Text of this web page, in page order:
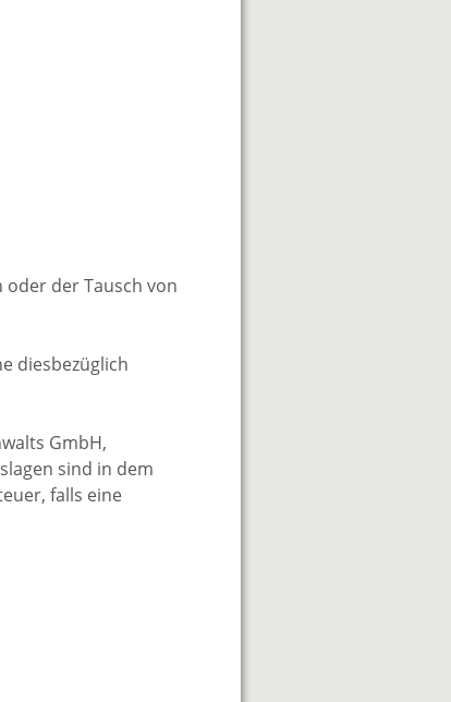
oder der Tausch von
diesbezüglich
GmbH,
sind in dem
falls eine